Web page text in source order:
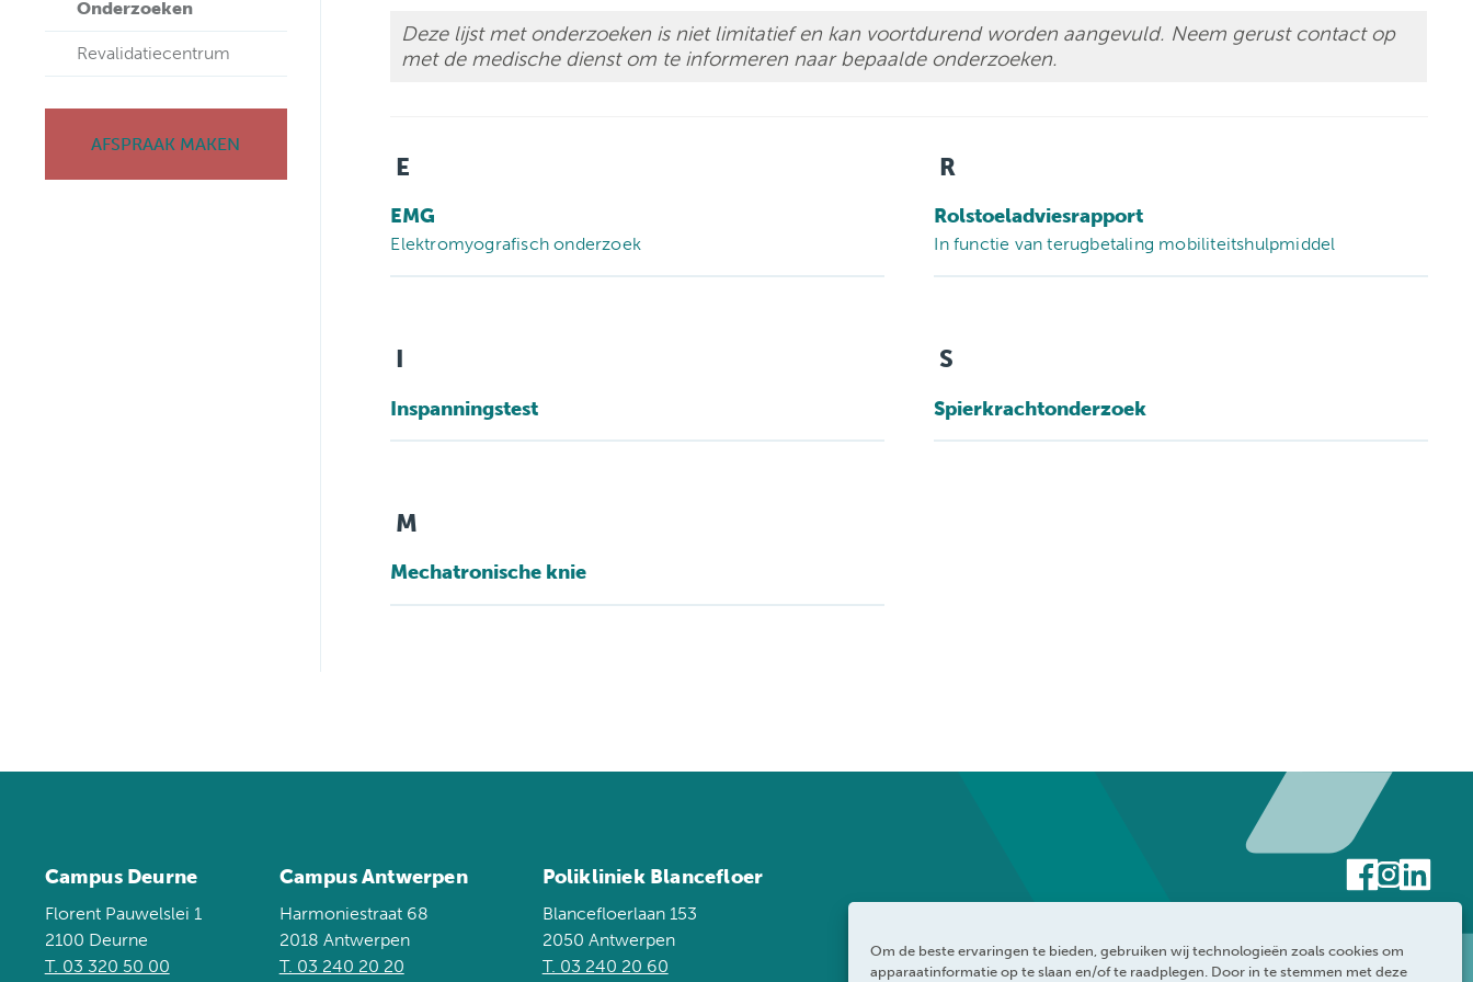
Om de beste ervaringen te bieden, gebruiken wij technologieën zoals cookies om
apparaatinformatie op te slaan en/of te raadplegen. Door in te stemmen met deze
Labo
Onderzoeken
Revalidatiecentrum
AFSPRAAK MAKEN
Deze lijst met onderzoeken is niet limitatief en kan voortdurend worden aangevuld. Neem gerust contact op
met de medische dienst om te informeren naar bepaalde onderzoeken.
E
EMG
Elektromyografisch onderzoek
I
Inspanningstest
M
Mechatronische knie
R
Rolstoeladviesrapport
In functie van terugbetaling mobiliteitshulpmiddel
S
Spierkrachtonderzoek
Campus Deurne
Florent Pauwelslei 1
2100 Deurne
T. 03 320 50 00
Campus Antwerpen
Harmoniestraat 68
2018 Antwerpen
T. 03 240 20 20
Polikliniek Blancefloer
Blancefloerlaan 153
2050 Antwerpen
T. 03 240 20 60